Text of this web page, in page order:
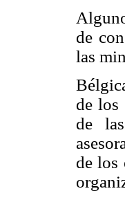
de
las
de los
de
de los